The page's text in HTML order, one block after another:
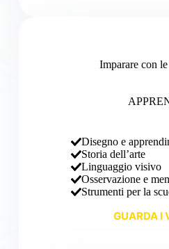
Imparare con
Disegno e
Storia dell’arte
Linguaggio visivo
Osservazione e
Strumenti per la
GUARDA I